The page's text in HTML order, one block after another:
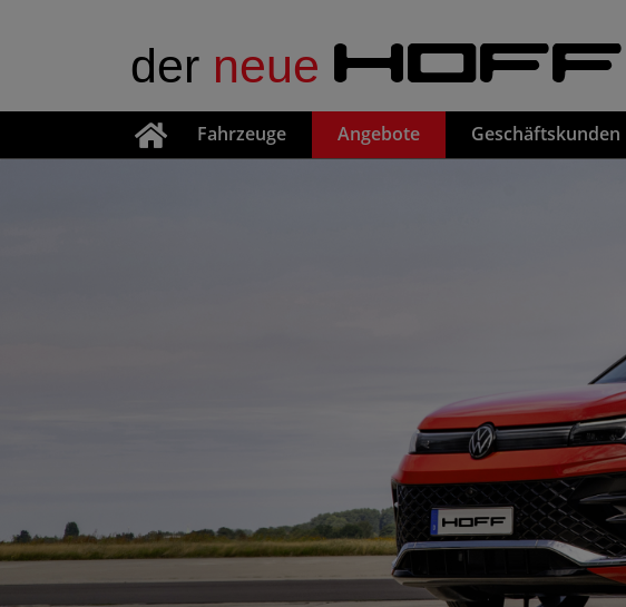
der neue HOFF
Fahrzeuge Angebote Geschäftskunden